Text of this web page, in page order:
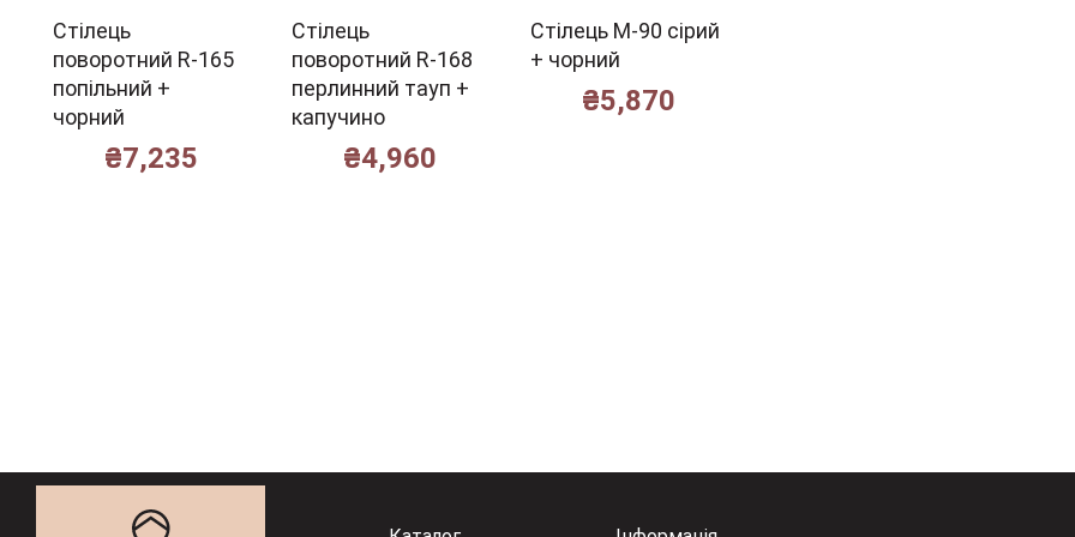
Стілець
поворотний R-165
попільний +
чорний
₴7,235
Стілець
поворотний R-168
перлинний тауп +
капучино
₴4,960
Стілець M-90 сірий
+ чорний
₴5,870